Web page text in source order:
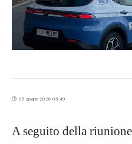
05 giugno 2026 05:49
A seguito della